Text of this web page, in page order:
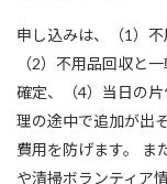
申し込みは、（1）
（2）不用品回収と
確定、（4）当日の
理の途中で追加が出
費用を防げます。 ま
や清掃ボランティア